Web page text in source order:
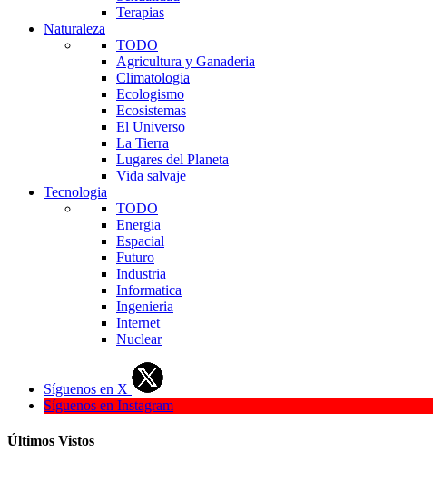
Terapias
Naturaleza
TODO
Agricultura y Ganaderia
Climatologia
Ecologismo
Ecosistemas
El Universo
La Tierra
Lugares del Planeta
Vida salvaje
Tecnologia
TODO
Energia
Espacial
Futuro
Industria
Informatica
Ingenieria
Internet
Nuclear
Síguenos en X
Síguenos en Instagram
Últimos Vistos